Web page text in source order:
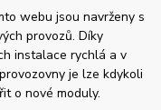
webu jsou navrženy s
provozů. Díky
instalace rychlá a v
je lze kdykoli
o nové moduly.